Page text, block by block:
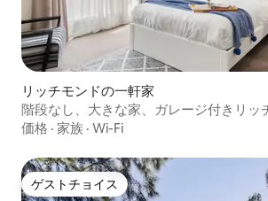
リッチモンドの一軒家
階段なし、大きな家、ガレージ付きリッ
ンス1
価格 · 家族 · Wi-Fi
ゲストチョイス
ゲストチョイス